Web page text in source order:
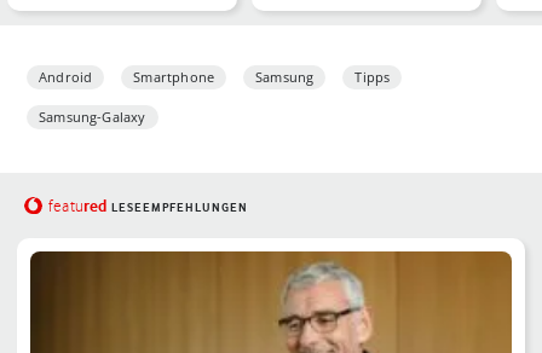
Android Smartphone Samsung Tipps
Samsung-Galaxy
featured LESEEMPFEHLUNGEN